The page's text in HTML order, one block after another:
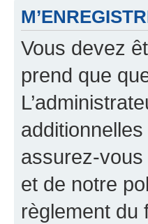
Vous devez
prend que
assurez-vous
et de notre
règlement du